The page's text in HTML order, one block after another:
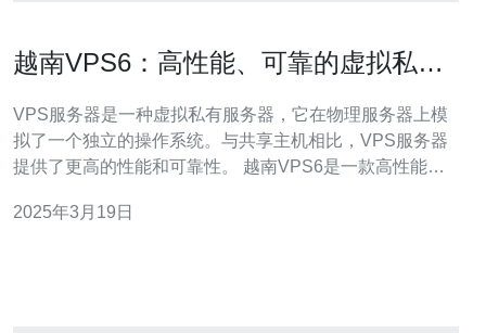
越南VPS6：高性能、可靠的虚拟私有
VPS服务器是一种虚拟私有服务器，它在物理服务器上模
拟了一个独立的操作系统。与共享主机相比，VPS服务器
提供了更高的性能和可靠性。 越南VPS6是一款高性能、
南VPS6采用最新的硬件技术，配备高性能的处理器和大容
2025年3月19日